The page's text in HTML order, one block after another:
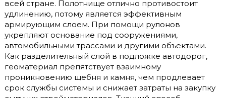
всей стране. Полотнище отлично противостоит
удлинению, потому является эффективным
армирующим слоем. При помощи рулонов
укрепляют основание под сооружениями,
автомобильными трассами и другими объектами.
Как разделительный слой в подложке автодорог,
геоматериал препятствует взаимному
проникновению щебня и камня, чем продлевает
срок службы системы и снижает затраты на закупку